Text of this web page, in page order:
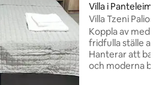
Villa i Panteleimon
Villa Tzeni Palios
Koppla av med
fridfulla ställe att
Hanterar att
och moderna